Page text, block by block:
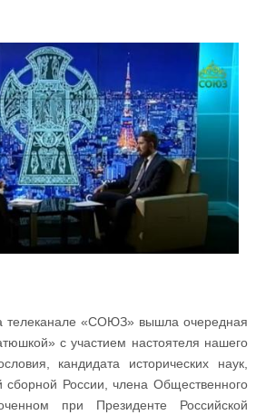
телеканале «СОЮЗ» вышла очередная
с участием настоятеля нашего
кандидата исторических наук,
сборной России, члена Общественного
при Президенте Российской